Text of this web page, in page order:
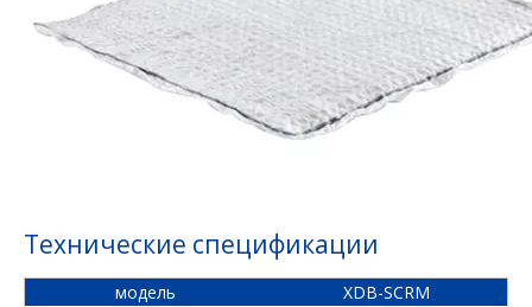
Технические спецификации
модель
XDB-SCRM